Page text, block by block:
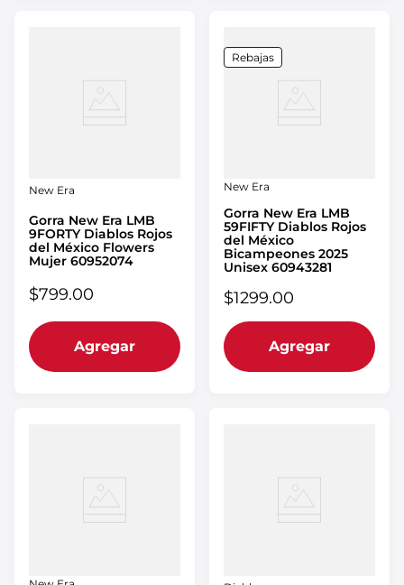
New Era
Gorra New Era LMB
9FORTY Diablos Rojos
del México Flowers
Mujer 60952074
$799.00
Agregar
Rebajas
New Era
Gorra New Era LMB
59FIFTY Diablos Rojos
del México
Bicampeones 2025
Unisex 60943281
$1299.00
Agregar